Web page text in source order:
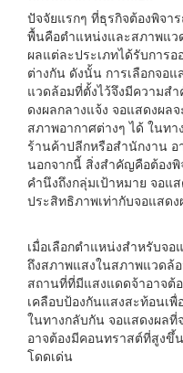
ปัจจัยแรกๆ ที่ธุรกิจต้องพิจา
พื้นคือตำแหน่งและสภาพแว
ผลแต่ละประเภทได้รับการ
ต่างกัน ดังนั้น การเลือกจอ
แวดล้อมที่ตั้งไว้จึงมีความส
ดงผลกลางแจ้ง จอแสดงผล
สภาพอากาศต่างๆ ได้ ในท
ร้านค้าปลีกหรือสำนักงาน
นอกจากนี้ สิ่งสำคัญคือต้อง
คำนึงถึงกลุ่มเป้าหมาย จอแ
ประสิทธิภาพเท่ากับจอแสด
เมื่อเลือกตำแหน่งสำหรับจ
ถึงสภาพแสงในสภาพแวดล้
สถานที่ที่มีแสงแดดจ้าอาจต้
เคลือบป้องกันแสงสะท้อนเพื่
ในทางกลับกัน จอแสดงผล
อาจต้องมีคอนทราสต์ที่สูงขึ้
โดดเด่น